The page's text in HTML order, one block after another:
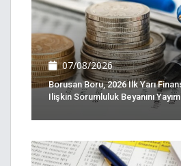
07/08/2026
Borusan Boru, 2026 Ilk Yarı
Ilişkin Sorumluluk Beyanını